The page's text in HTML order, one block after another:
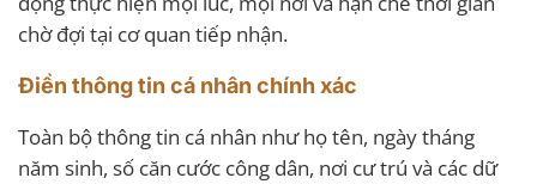
chờ đợi tại cơ quan tiếp nhận.
Điền thông tin cá nhân chính xác
Toàn bộ thông tin cá nhân như họ tên, ngày tháng
năm sinh, số căn cước công dân, nơi cư trú và các dữ